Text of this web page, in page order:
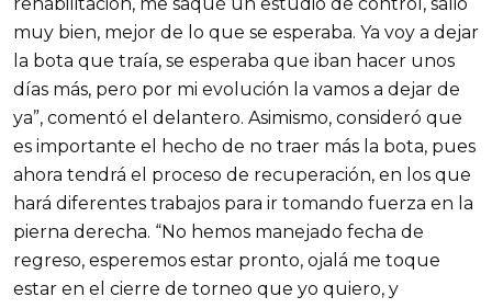
muy bien, mejor de lo que se esperaba. Ya voy a dejar
la bota que traía, se esperaba que iban hacer unos
días más, pero por mi evolución la vamos a dejar de
ya”, comentó el delantero. Asimismo, consideró que
es importante el hecho de no traer más la bota, pues
ahora tendrá el proceso de recuperación, en los que
hará diferentes trabajos para ir tomando fuerza en la
pierna derecha. “No hemos manejado fecha de
regreso, esperemos estar pronto, ojalá me toque
estar en el cierre de torneo que yo quiero, y